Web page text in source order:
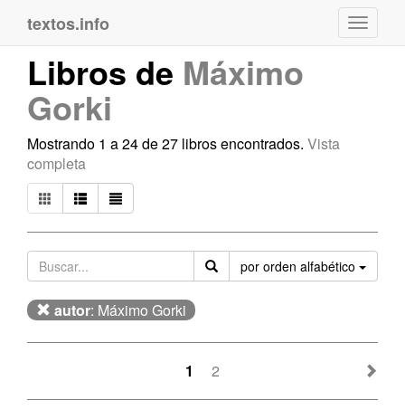
textos.info
Libros de Máximo
Gorki
Mostrando 1 a 24 de 27 libros encontrados. Vista
completa
por orden alfabético
autor: Máximo Gorki
1 2